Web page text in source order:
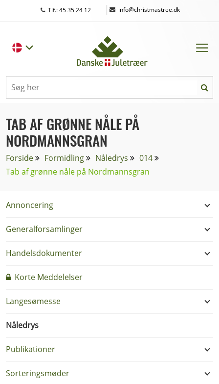
Tlf.: 45 35 24 12 | info@christmastree.dk
TAB AF GRØNNE NÅLE PÅ
NORDMANNSGRAN
Forside Formidling Nåledrys
014
Tab af grønne nåle på Nordmannsgran
Annoncering
Generalforsamlinger
Handelsdokumenter
Korte Meddelelser
Langesømesse
Nåledrys
Publikationer
Sorteringsmøder